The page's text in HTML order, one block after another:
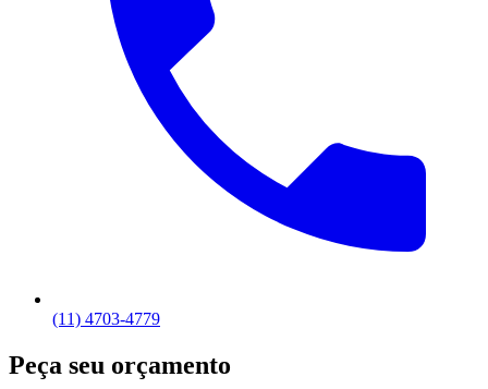
(11) 4703-4779
Peça seu orçamento